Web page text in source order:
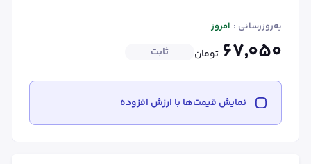
به‌روزرسانی : امروز
۶۷٬۰۵۰ تومان ثابت
نمایش قیمت‌ها با ارزش افزوده